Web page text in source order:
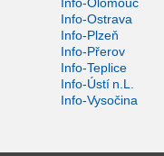
Info-Olomouc
Info-Ostrava
Info-Plzeň
Info-Přerov
Info-Teplice
Info-Ústí n.L.
Info-Vysočina